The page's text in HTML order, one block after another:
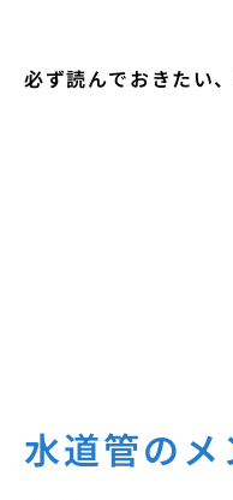
必ず読んでおきたい
水道管の